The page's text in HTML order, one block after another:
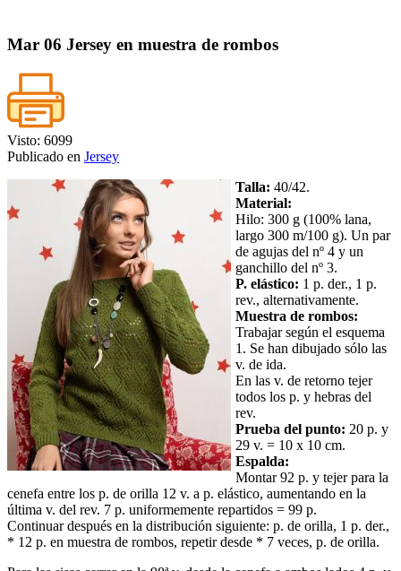
Mar 06 Jersey en muestra de rombos
Visto: 6099
Publicado en Jersey
Talla: 40/42.
Material:
Hilo: 300 g (100% lana,
largo 300 m/100 g). Un par
de agujas del nº 4 y un
ganchillo del nº 3.
P. elástico: 1 p. der., 1 p.
rev., alternativamente.
Muestra de rombos:
Trabajar según el esquema
1. Se han dibujado sólo las
v. de ida.
En las v. de retorno tejer
todos los p. y hebras del
rev.
Prueba del punto: 20 p. y
29 v. = 10 x 10 cm.
Espalda:
Montar 92 p. y tejer para la
cenefa entre los p. de orilla 12 v. a p. elástico, aumentando en la
última v. del rev. 7 p. uniformemente repartidos = 99 p.
Continuar después en la distribución siguiente: p. de orilla, 1 p. der.,
* 12 p. en muestra de rombos, repetir desde * 7 veces, p. de orilla.